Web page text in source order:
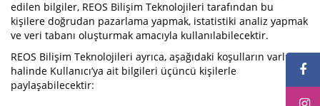
edilen bilgiler, REOS Bilişim Teknolojileri tarafından bu
kişilere doğrudan pazarlama yapmak, istatistiki analiz yapmak
ve veri tabanı oluşturmak amacıyla kullanılabilecektir.
REOS Bilişim Teknolojileri ayrıca, aşağıdaki koşulların varlığı
halinde Kullanıcı’ya ait bilgileri üçüncü kişilerle
paylaşabilecektir: